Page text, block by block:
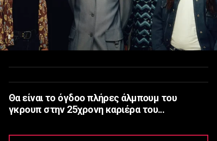
Θα είναι το όγδοο πλήρες άλμπουμ του
γκρουπ στην 25χρονη καριέρα του...